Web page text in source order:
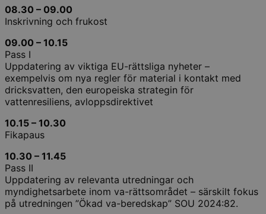
08.30 – 09.00
Inskrivning och frukost
09.00 – 10.15
Pass I
Uppdatering av viktiga EU-rättsliga nyheter –
exempelvis om nya regler för material i kontakt med
dricksvatten, den europeiska strategin för
vattenresiliens, avloppsdirektivet
10.15 – 10.30
Fikapaus
10.30 – 11.45
Pass II
Uppdatering av relevanta utredningar och
myndighetsarbete inom va-rättsområdet – särskilt fokus
på utredningen ”Ökad va-beredskap” SOU 2024:82.